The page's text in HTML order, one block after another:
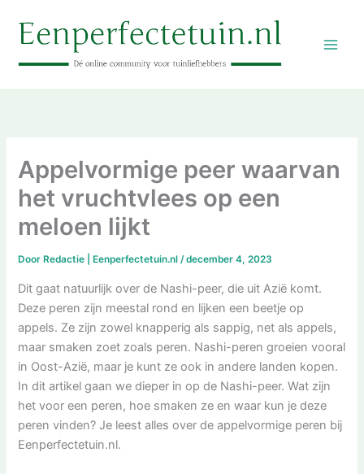
naar
inhoud
Appelvormige peer waarvan
het vruchtvlees op een
meloen lijkt
Door Redactie | Eenperfectetuin.nl/december 4, 2023
Dit gaat natuurlijk over de Nashi-peer, die uit Azië komt.
Deze peren zijn meestal rond en lijken een beetje op
appels. Ze zijn zowel knapperig als sappig, net als appels,
maar smaken zoet zoals peren. Nashi-peren groeien vooral
in Oost-Azië, maar je kunt ze ook in andere landen kopen.
In dit artikel gaan we dieper in op de Nashi-peer. Wat zijn
het voor een peren, hoe smaken ze en waar kun je deze
peren vinden? Je leest alles over de appelvormige peren bij
Eenperfectetuin.nl.